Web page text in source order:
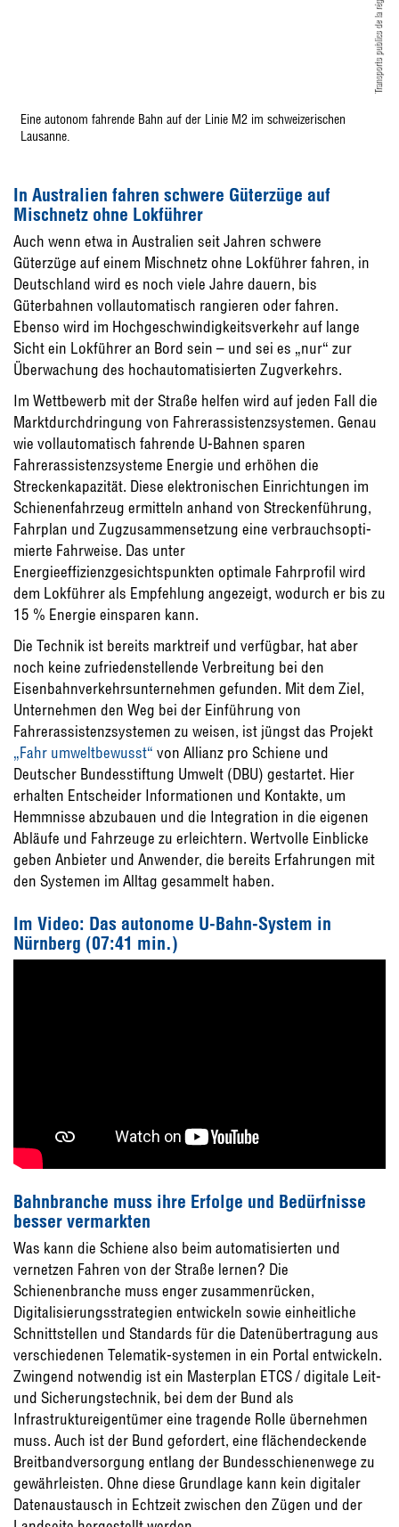
Eine autonom fahrende Bahn auf der Linie M2 im schweizerischen
Lausanne.
In Australien fahren schwere Güterzüge auf
Mischnetz ohne Lokführer
Auch wenn etwa in Australien seit Jahren schwere
Güterzüge auf einem Mischnetz ohne Lokführer fahren, in
Deutschland wird es noch viele Jahre dauern, bis
Güterbahnen vollauto­matisch rangieren oder fahren.
Ebenso wird im Hochgeschwindigkeitsverkehr auf lange
Sicht ein Lokführer an Bord sein – und sei es „nur“ zur
Überwachung des hochautomatisierten Zugverkehrs.
Im Wettbewerb mit der Straße helfen wird auf jeden Fall die
Marktdurchdringung von Fahrerassistenzsystemen. Genau
wie vollau­tomatisch fahrende U-Bahnen sparen
Fahrerassistenzsysteme Energie und erhöhen die
Streckenkapazität. Diese elektronischen Einrichtungen im
Schienenfahrzeug ermitteln anhand von Streckenführung,
Fahrplan und Zugzusammensetzung eine verbrauchsopti­
mierte Fahrweise. Das unter
Energieeffizienzgesichtspunkten optimale Fahrprofil wird
dem Lokführer als Empfehlung angezeigt, wodurch er bis zu
15 % Energie einsparen kann.
Die Technik ist bereits marktreif und ver­fügbar, hat aber
noch keine zufriedenstel­lende Verbreitung bei den
Eisenbahnver­kehrsunternehmen gefunden. Mit dem Ziel,
Unternehmen den Weg bei der Einführung von
Fahrerassistenzsystemen zu weisen, ist jüngst das Projekt
„Fahr umweltbewusst“ von Allianz pro Schiene und
Deutscher Bun­desstiftung Umwelt (DBU) gestartet. Hier
erhalten Entscheider Informationen und Kontakte, um
Hemmnisse abzubauen und die Integration in die eigenen
Abläufe und Fahrzeuge zu erleichtern. Wertvolle Ein­blicke
geben Anbieter und Anwender, die bereits Erfahrungen mit
den Systemen im Alltag gesammelt haben.
Im Video: Das autonome U-Bahn-System in
Nürnberg (07:41 min.)
Bahnbranche muss ihre Erfolge und Bedürfnisse
besser vermarkten
Was kann die Schiene also beim automa­tisierten und
vernetzen Fahren von der Straße lernen? Die
Schienenbranche muss enger zusammenrücken,
Digitalisierungsstrategien entwickeln sowie einheitliche
Schnittstellen und Standards für die Daten­übertragung aus
verschiedenen Telematik-systemen in ein Portal entwickeln.
Zwin­gend notwendig ist ein Masterplan ETCS / digitale Leit-
und Sicherungstechnik, bei dem der Bund als
Infrastruktureigentümer eine tragende Rolle übernehmen
muss. Auch ist der Bund gefordert, eine flächen­deckende
Breitbandversorgung entlang der Bundesschienenwege zu
gewährleisten. Ohne diese Grundlage kann kein digitaler
Datenaustausch in Echtzeit zwischen den Zügen und der